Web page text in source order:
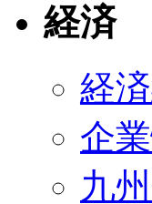
経済
経
企
九